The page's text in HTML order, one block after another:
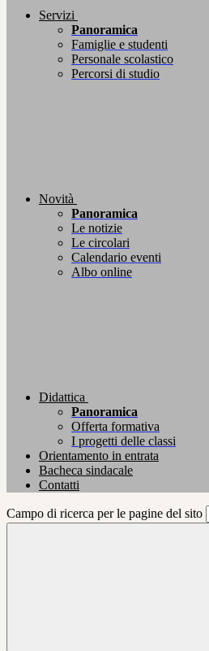
Servizi
Panoramica
Famiglie e studenti
Personale scolastico
Percorsi di studio
Novità
Panoramica
Le notizie
Le circolari
Calendario eventi
Albo online
Didattica
Panoramica
Offerta formativa
I progetti delle classi
Orientamento in entrata
Bacheca sindacale
Contatti
Campo di ricerca per le pagine del sito